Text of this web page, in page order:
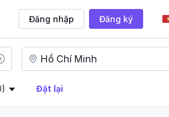
Đăng nhập Đăng ký
Đặt lại